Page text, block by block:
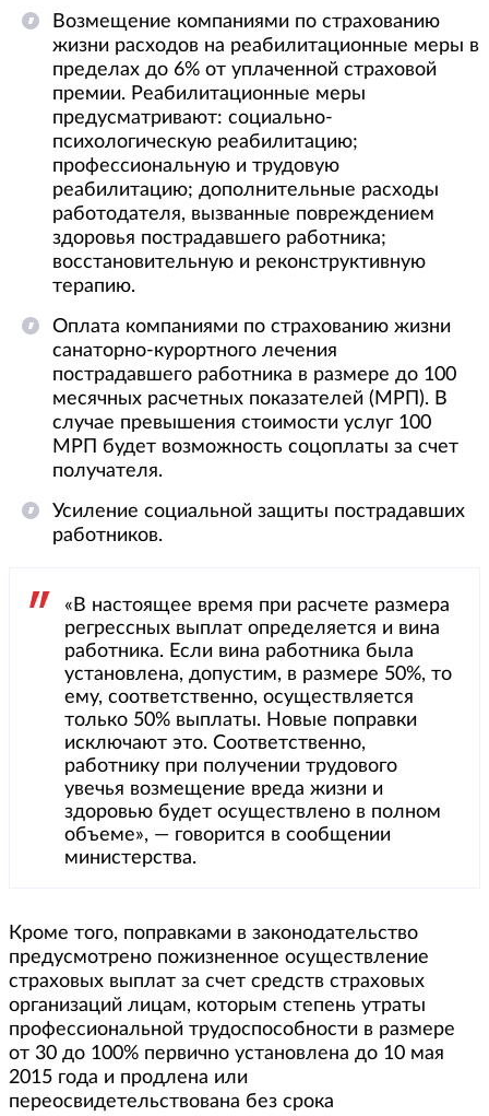
Возмещение компаниями по страхованию
жизни расходов на реабилитационные меры в
пределах до 6% от уплаченной страховой
премии. Реабилитационные меры
предусматривают: социально-
психологическую реабилитацию;
профессиональную и трудовую
реабилитацию; дополнительные расходы
работодателя, вызванные повреждением
здоровья пострадавшего работника;
восстановительную и реконструктивную
терапию.
Оплата компаниями по страхованию жизни
санаторно-курортного лечения
пострадавшего работника в размере до 100
месячных расчетных показателей (МРП). В
случае превышения стоимости услуг 100
МРП будет возможность соцоплаты за счет
получателя.
Усиление социальной защиты пострадавших
работников.
«В настоящее время при расчете размера
регрессных выплат определяется и вина
работника. Если вина работника была
установлена, допустим, в размере 50%, то
ему, соответственно, осуществляется
только 50% выплаты. Новые поправки
исключают это. Соответственно,
работнику при получении трудового
увечья возмещение вреда жизни и
здоровью будет осуществлено в полном
объеме», — говорится в сообщении
министерства.
Кроме того, поправками в законодательство
предусмотрено пожизненное осуществление
страховых выплат за счет средств страховых
организаций лицам, которым степень утраты
профессиональной трудоспособности в размере
от 30 до 100% первично установлена до 10 мая
2015 года и продлена или
переосвидетельствована без срока